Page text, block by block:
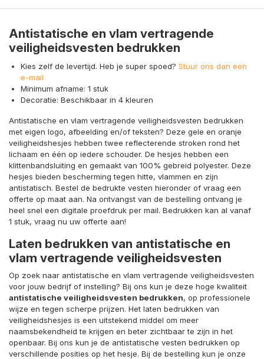
Antistatische en vlam vertragende
veiligheidsvesten bedrukken
Kies zelf de levertijd. Heb je super spoed? Stuur ons dan een
e-mail
Minimum afname: 1 stuk
Decoratie: Beschikbaar in 4 kleuren
Antistatische en vlam vertragende veiligheidsvesten bedrukken
met eigen logo, afbeelding en/of teksten? Deze gele en oranje
veiligheidshesjes hebben twee reflecterende stroken rond het
lichaam en één op iedere schouder. De hesjes hebben een
klittenbandsluiting en gemaakt van 100% gebreid polyester. Deze
hesjes bieden bescherming tegen hitte, vlammen en zijn
antistatisch. Bestel de bedrukte vesten hieronder of vraag een
offerte op maat aan. Na ontvangst van de bestelling ontvang je
heel snel een digitale proefdruk per mail. Bedrukken kan al vanaf
1 stuk, vraag nu uw offerte aan!
Laten bedrukken van antistatische en
vlam vertragende veiligheidsvesten
Op zoek naar antistatische en vlam vertragende veiligheidsvesten
voor jouw bedrijf of instelling? Bij ons kun je deze hoge kwaliteit
antistatische veiligheidsvesten bedrukken, op professionele
wijze en tegen scherpe prijzen. Het laten bedrukken van
veiligheidshesjes is een uitstekend middel om meer
naamsbekendheid te krijgen en beter zichtbaar te zijn in het
openbaar. Bij ons kun je de antistatische vesten bedrukken op
verschillende posities op het hesje. Bij de bestelling kun je onze